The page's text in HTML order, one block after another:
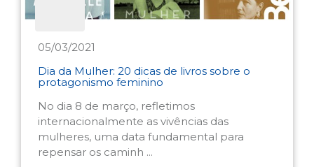
05/03/2021
Dia da Mulher: 20 dicas de livros sobre o
protagonismo feminino
No dia 8 de março, refletimos
internacionalmente as vivências das
mulheres, uma data fundamental para
repensar os caminh ...